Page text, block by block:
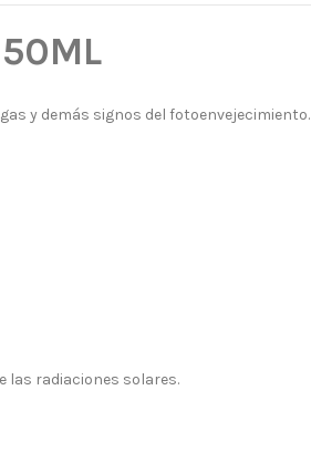
50ML
y demás signos del fotoenvejecimiento.
las radiaciones solares.